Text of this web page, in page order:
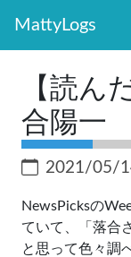
MattyLogs
【読ん
合陽一
2021/05/
NewsPicksの
ていて、「落合
と思って色々調